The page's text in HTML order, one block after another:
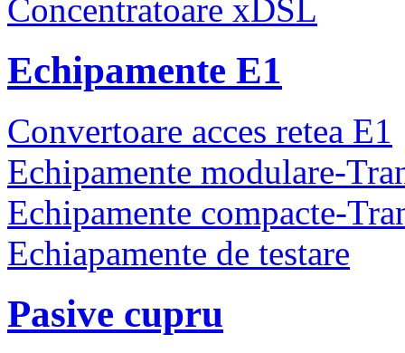
Concentratoare xDSL
Echipamente E1
Convertoare acces retea E1
Echipamente modulare-
Echipamente compacte-
Echiapamente de testare
Pasive cupru